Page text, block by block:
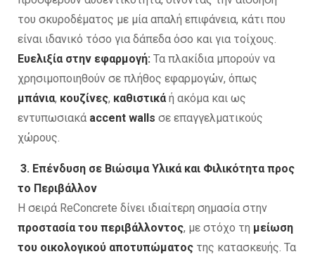
του σκυροδέματος με μία απαλή επιφάνεια, κάτι που
είναι ιδανικό τόσο για δάπεδα όσο και για τοίχους.
Ευελιξία στην εφαρμογή: Τα πλακίδια μπορούν να
χρησιμοποιηθούν σε πλήθος εφαρμογών, όπως
μπάνια, κουζίνες, καθιστικάή ακόμα και ως
εντυπωσιακά accent walls σε επαγγελματικούς
χώρους.
3. Επένδυση σε Βιώσιμα Υλικά και Φιλικότητα προς
το Περιβάλλον
Η σειρά ReConcrete δίνει ιδιαίτερη σημασία στην
προστασία του περιβάλλοντος, με στόχο τη μείωση
του οικολογικού αποτυπώματος της κατασκευής. Τα